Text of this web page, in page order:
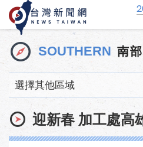
SOUTHERN 南
選擇其他區域
迎新春 加工處高